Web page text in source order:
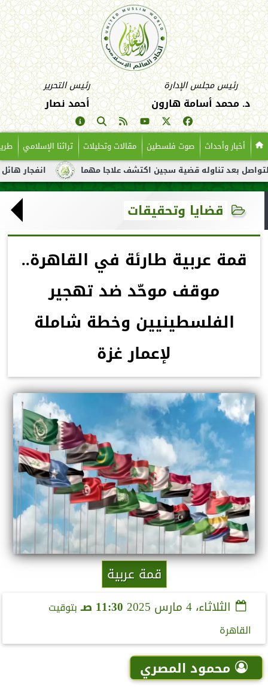
رئيس مجلس الإدارة
د. محمد أسامة هارون
رئيس التحرير
أحمد نصار
أخبار وأحداث صوت فلسطين مقالات وتحليلات تراثنا الإسلامي
انفجار هائل لناقلة تناوله قضية سجين اكتشف علاجا مهما
قضايا وتحقيقات
قمة عربية طارئة في القاهرة..
موقف موحّد ضد تهجير
الفلسطينيين وخطة شاملة
لإعمار غزة
قمة عربية
الثلاثاء، 4 مارس 2025 11:30 صـ
بتوقيت
القاهرة
محمود المصري